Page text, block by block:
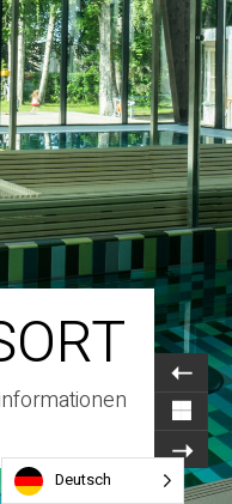
Deutsch